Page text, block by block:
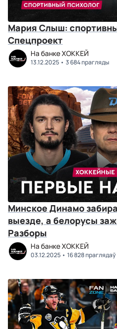
Мария Слыш:
Спецпроект
На банке ХОККЕЙ
13.12.2025 3 684 прагляды
Минское Динамо
выезде, а белорусы
Разборы
На банке ХОККЕЙ
03.12.2025 16 828 праглядаў